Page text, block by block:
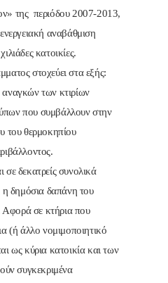
της περιόδου 2007-2013,
αναβάθμιση
κατοικίες.
στοχεύει στα εξής:
των κτιρίων
που συμβάλλουν στην
του θερμοκηπίου
δεκατρείς συνολικά
η δημόσια δαπάνη του
Αφορά σε κτήρια που
(ή άλλο νομιμοποιητικό
ως κύρια κατοικία και των
συγκεκριμένα